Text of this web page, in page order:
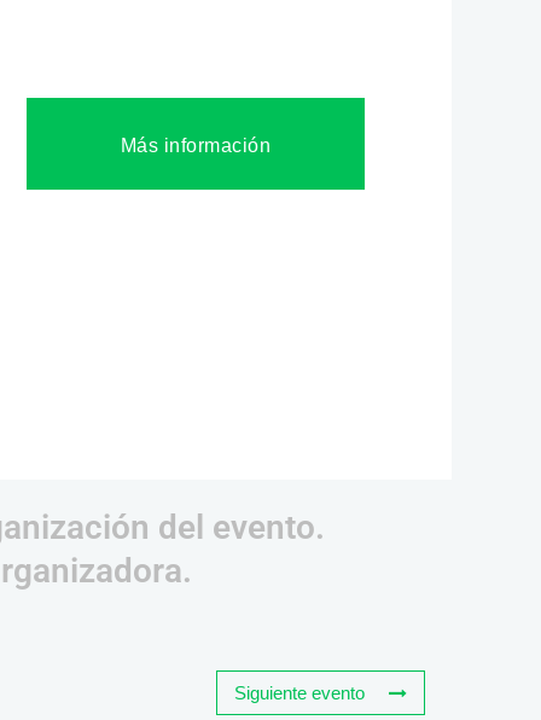
Más información
del evento.
Siguiente evento